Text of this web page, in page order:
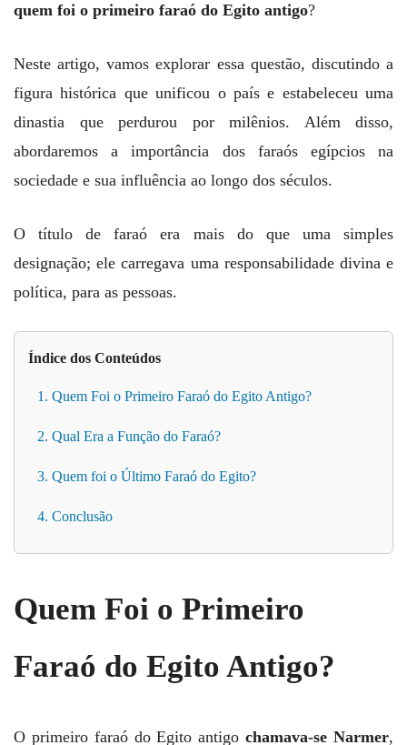
quem foi o primeiro faraó do Egito antigo?
Neste artigo, vamos explorar essa questão, discutindo a
figura histórica que unificou o país e estabeleceu uma
dinastia que perdurou por milênios. Além disso,
abordaremos a importância dos faraós egípcios na
sociedade e sua influência ao longo dos séculos.
O título de faraó era mais do que uma simples
designação; ele carregava uma responsabilidade divina e
política, para as pessoas.
Índice dos Conteúdos
1. Quem Foi o Primeiro Faraó do Egito Antigo?
2. Qual Era a Função do Faraó?
3. Quem foi o Último Faraó do Egito?
4. Conclusão
Quem Foi o Primeiro
Faraó do Egito Antigo?
O primeiro faraó do Egito antigochamava-se Narmer,